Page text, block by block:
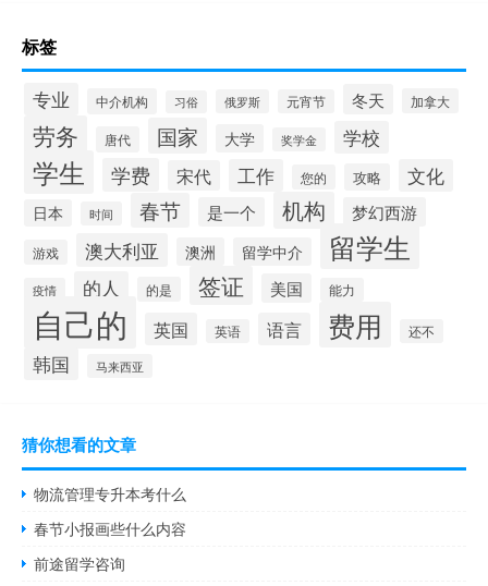
标签
专业 中介机构 习俗 俄罗斯 元宵节 冬天 加拿大
劳务 唐代 国家 大学 奖学金 学校
学生 学费 宋代 工作 您的 攻略 文化
日本 时间 春节 是一个 机构 梦幻西游
游戏 澳大利亚 澳洲 留学中介 留学生
疫情 的人 的是 签证 美国 能力
自己的 英国 英语 语言 费用 还不
韩国 马来西亚
猜你想看的文章
物流管理专升本考什么
春节小报画些什么内容
前途留学咨询